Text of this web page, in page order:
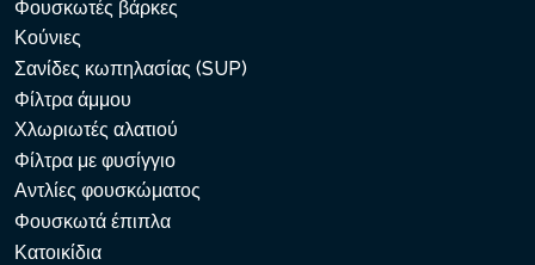
Φουσκωτές βάρκες
Κούνιες
Σανίδες κωπηλασίας (SUP)
Φίλτρα άμμου
Χλωριωτές αλατιού
Φίλτρα με φυσίγγιο
Αντλίες φουσκώματος
Φουσκωτά έπιπλα
Κατοικίδια